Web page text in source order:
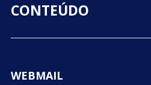
CONTEÚDO
WEBMAIL